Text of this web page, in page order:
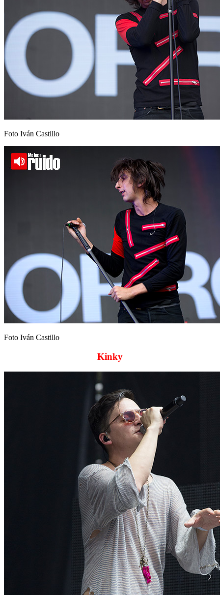
Foto Iván Castillo
Foto Iván Castillo
Kinky